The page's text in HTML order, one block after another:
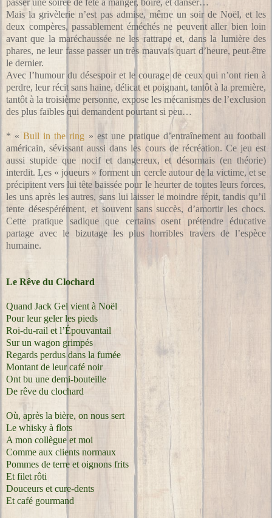
Mais la grivèlerie n’est pas admise, même un soir de Noël, et les
deux compères, passablement éméchés ne peuvent aller bien loin
avant que la maréchaussée ne les rattrape et, dans la lumière des
phares, ne leur fasse passer un très mauvais quart d’heure, peut-être
le dernier.
Avec l’humour du désespoir et le courage de ceux qui n’ont rien à
perdre, leur récit sans haine, délicat et poignant, tantôt à la première,
tantôt à la troisième personne, expose les mécanismes de l’exclusion
des plus faibles qui demandent pourtant si peu…
* «Bull in the ring » est une pratique d’entraînement au football
américain, sévissant aussi dans les cours de récréation. Ce jeu est
aussi stupide que nocif et dangereux, et désormais (en théorie)
interdit. Les « joueurs » forment un cercle autour de la victime, et se
précipitent vers lui tête baissée pour le heurter de toutes leurs forces,
les uns après les autres, sans lui laisser le moindre répit, tandis qu’il
tente désespérément, et souvent sans succès, d’amortir les chocs.
Cette pratique sadique que certains osent prétendre éducative
partage avec le bizutage les plus horribles travers de l’espèce
humaine.
Le Rêve du Clochard
Quand Jack Gel vient à Noël
Pour leur geler les pieds
Roi-du-rail et l’Épouvantail
Sur un wagon grimpés
Regards perdus dans la fumée
Montant de leur café noir
Ont bu une demi-bouteille
De rêve du clochard
Où, après la bière, on nous sert
Le whisky à flots
A mon collègue et moi
Comme aux clients normaux
Pommes de terre et oignons frits
Et filet rôti
Douceurs et cure-dents
Et café gourmand